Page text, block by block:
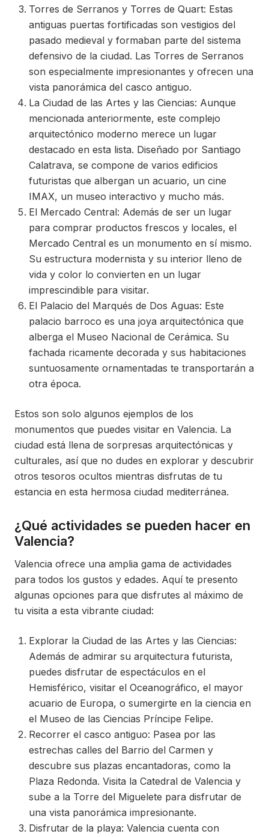
Torres de Serranos y Torres de Quart: Estas
antiguas puertas fortificadas son vestigios del
pasado medieval y formaban parte del sistema
defensivo de la ciudad. Las Torres de Serranos
son especialmente impresionantes y ofrecen una
vista panorámica del casco antiguo.
La Ciudad de las Artes y las Ciencias: Aunque
mencionada anteriormente, este complejo
arquitectónico moderno merece un lugar
destacado en esta lista. Diseñado por Santiago
Calatrava, se compone de varios edificios
futuristas que albergan un acuario, un cine
IMAX, un museo interactivo y mucho más.
El Mercado Central: Además de ser un lugar
para comprar productos frescos y locales, el
Mercado Central es un monumento en sí mismo.
Su estructura modernista y su interior lleno de
vida y color lo convierten en un lugar
imprescindible para visitar.
El Palacio del Marqués de Dos Aguas: Este
palacio barroco es una joya arquitectónica que
alberga el Museo Nacional de Cerámica. Su
fachada ricamente decorada y sus habitaciones
suntuosamente ornamentadas te transportarán a
otra época.
Estos son solo algunos ejemplos de los
monumentos que puedes visitar en Valencia. La
ciudad está llena de sorpresas arquitectónicas y
culturales, así que no dudes en explorar y descubrir
otros tesoros ocultos mientras disfrutas de tu
estancia en esta hermosa ciudad mediterránea.
¿Qué actividades se pueden hacer en
Valencia?
Valencia ofrece una amplia gama de actividades
para todos los gustos y edades. Aquí te presento
algunas opciones para que disfrutes al máximo de
tu visita a esta vibrante ciudad:
Explorar la Ciudad de las Artes y las Ciencias:
Además de admirar su arquitectura futurista,
puedes disfrutar de espectáculos en el
Hemisférico, visitar el Oceanográfico, el mayor
acuario de Europa, o sumergirte en la ciencia en
el Museo de las Ciencias Príncipe Felipe.
Recorrer el casco antiguo: Pasea por las
estrechas calles del Barrio del Carmen y
descubre sus plazas encantadoras, como la
Plaza Redonda. Visita la Catedral de Valencia y
sube a la Torre del Miguelete para disfrutar de
una vista panorámica impresionante.
Disfrutar de la playa: Valencia cuenta con